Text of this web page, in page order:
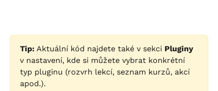
Tip: Aktuální kód najdete také v sekci Pluginy
v nastavení, kde si můžete vybrat konkrétní
typ pluginu (rozvrh lekcí, seznam kurzů, akcí
apod.).